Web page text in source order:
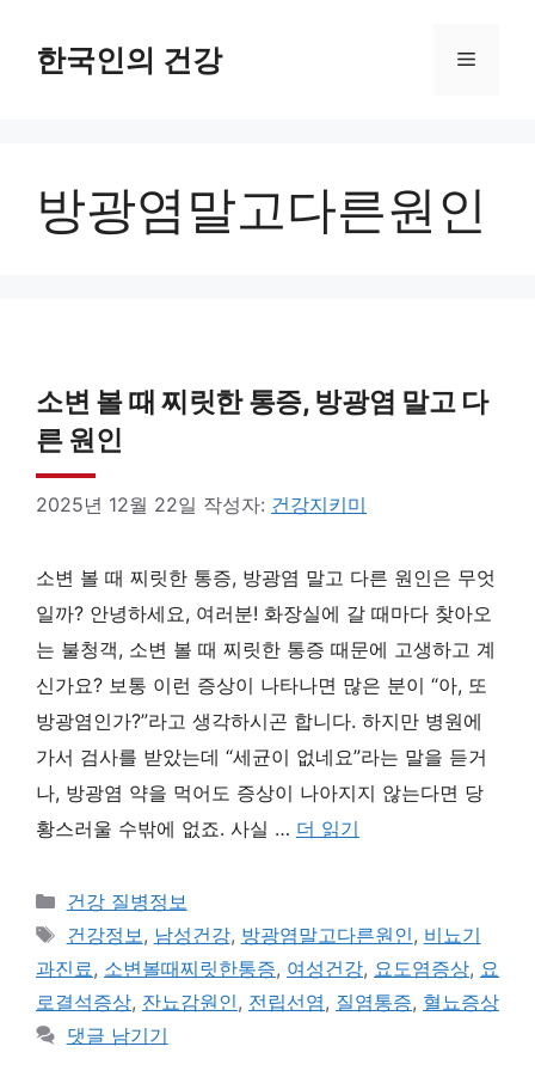
한국인의 건강 메
방광염말고다른원인
소변 볼 때 찌릿한 통증, 방광염 말고 다
른 원인
2025년 12월 22일 작성자: 건강지키미
소변 볼 때 찌릿한 통증, 방광염 말고 다른 원인은 무엇
일까? 안녕하세요, 여러분! 화장실에 갈 때마다 찾아오
는 불청객, 소변 볼 때 찌릿한 통증 때문에 고생하고 계
신가요? 보통 이런 증상이 나타나면 많은 분이 “아, 또
방광염인가?”라고 생각하시곤 합니다. 하지만 병원에
가서 검사를 받았는데 “세균이 없네요”라는 말을 듣거
나, 방광염 약을 먹어도 증상이 나아지지 않는다면 당
황스러울 수밖에 없죠. 사실 … 더 읽기
카
테
고
리
건강 질병정보
태
그
건강정보, 남성건강, 방광염말고다른원인, 비뇨기
과진료, 소변볼때찌릿한통증, 여성건강, 요도염증상, 요
로결석증상, 잔뇨감원인, 전립선염, 질염통증, 혈뇨증상
댓글 남기기